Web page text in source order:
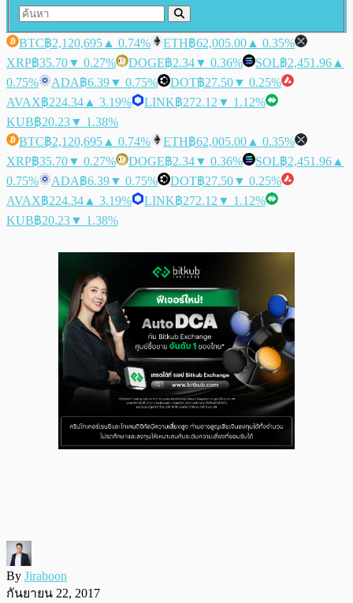
BTC฿2,120,695 ▲ 0.74% ETH฿62,005.00 ▲ 0.35%
XRP฿35.70▼ 0.27% DOGE฿2.34▼ 0.36% SOL฿2,451.96 ▲
0.75%
ADA฿6.39▼ 0.75% DOT฿27.50▼ 0.25%
AVAX฿224.34 ▲ 3.19% LINK฿272.12 ▼ 1.12%
KUB฿20.23▼ 1.38%
BTC฿2,120,695 ▲ 0.74% ETH฿62,005.00 ▲ 0.35%
XRP฿35.70▼ 0.27% DOGE฿2.34▼ 0.36% SOL฿2,451.96 ▲
0.75%
ADA฿6.39▼ 0.75% DOT฿27.50▼ 0.25%
AVAX฿224.34 ▲ 3.19% LINK฿272.12 ▼ 1.12%
KUB฿20.23▼ 1.38%
By Jiraboon
กันยายน 22, 2017